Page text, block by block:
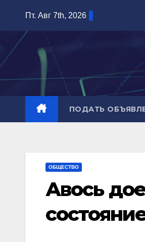
содержимому
Пт. Авг 7th, 2026
ПОДАТЬ
ОБЩЕСТВО
Авось